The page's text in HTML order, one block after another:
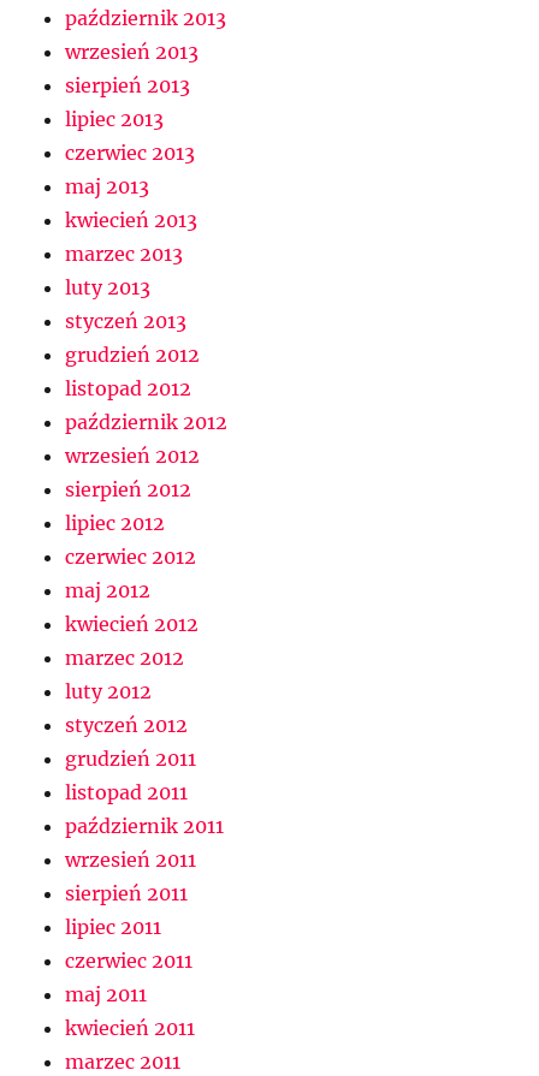
październik 2013
wrzesień 2013
sierpień 2013
lipiec 2013
czerwiec 2013
maj 2013
kwiecień 2013
marzec 2013
luty 2013
styczeń 2013
grudzień 2012
listopad 2012
październik 2012
wrzesień 2012
sierpień 2012
lipiec 2012
czerwiec 2012
maj 2012
kwiecień 2012
marzec 2012
luty 2012
styczeń 2012
grudzień 2011
listopad 2011
październik 2011
wrzesień 2011
sierpień 2011
lipiec 2011
czerwiec 2011
maj 2011
kwiecień 2011
marzec 2011